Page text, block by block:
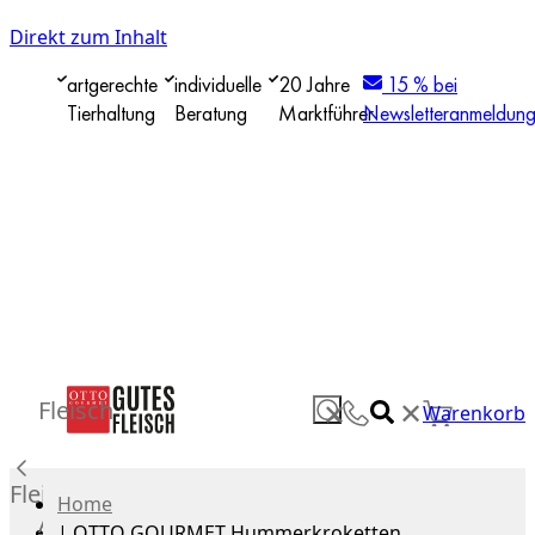
Direkt zum Inhalt
artgerechte
Tierhaltung
individuelle
Beratung
20 Jahre
Marktführer
15 % bei
Newsletteranmeldung
✕ ✕Warenkorb
Fleisch
Fleisch
Alle
Home